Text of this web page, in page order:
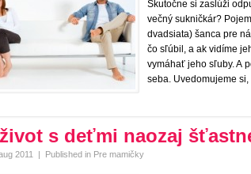
Skutočne si zaslúži
večný sukničkár?
dvadsiata) šanca pre
čo sľúbil, a ak vidíme
vymáhať jeho sľuby. A
seba. Uvedomujeme
s deťmi naozaj
2011 | Published in Pre mamičky